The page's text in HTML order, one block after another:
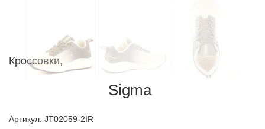
Кроссовки,
Sigma
Артикул: JT02059-2IR